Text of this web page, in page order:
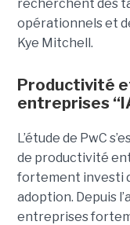
recherchent des
opérationnels et
Kye Mitchell.
Productivité
entreprises
L’étude de PwC
de productivité
fortement investi
adoption. Depuis
entreprises